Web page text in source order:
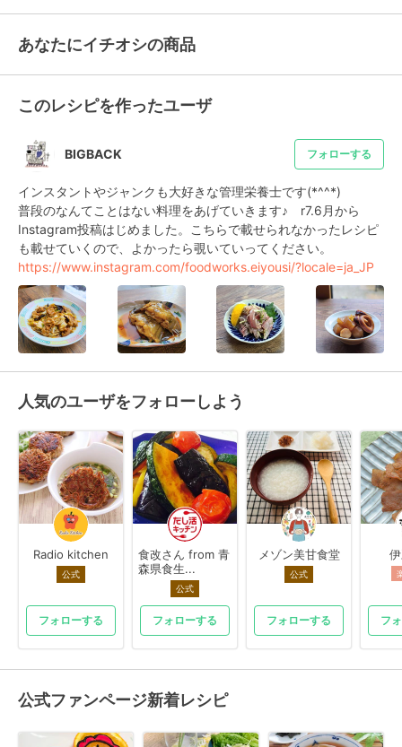
あなたにイチオシの商品
このレシピを作ったユーザ
BIGBACK フォローする
インスタントやジャンクも大好きな管理栄養士です(*^^*)
普段のなんてことはない料理をあげていきます♪　r7.6月から
Instagram投稿はじめました。こちらで載せられなかったレシピ
https://www.instagram.com/foodworks.eiyousi/?locale=ja_JP
人気のユーザをフォローしよう
Radio kitchen
公式
フォローする
食改さん from 青
森県食生...
公式
フォローする
メゾン美甘食堂
公式
フォローする フ
公式ファンページ新着レシピ